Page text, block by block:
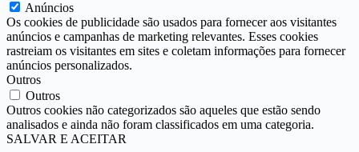
Anúncios
Os cookies de publicidade são usados para fornecer aos visitantes
anúncios e campanhas de marketing relevantes. Esses cookies
rastreiam os visitantes em sites e coletam informações para fornecer
anúncios personalizados.
Outros
Outros
Outros cookies não categorizados são aqueles que estão sendo
analisados e ainda não foram classificados em uma categoria.
SALVAR E ACEITAR